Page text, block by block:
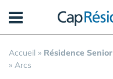
Accueil » Résidence Senior
» Arcs